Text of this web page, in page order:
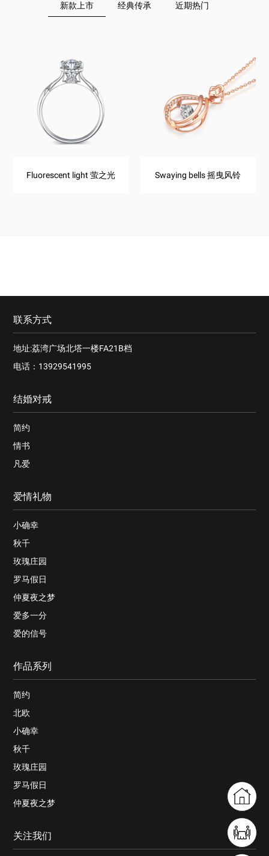
新款上市 经典传承 近期热门
Fluorescent light 萤之光 Swaying bells 摇曳风铃
联系方式
地址:荔湾广场北塔一楼FA21B档
电话：13929541995
结婚对戒
简约
情书
凡爱
爱情礼物
小确幸
秋千
玫瑰庄园
罗马假日
仲夏夜之梦
爱多一分
爱的信号
作品系列
简约
北欧
小确幸
秋千
玫瑰庄园
罗马假日
仲夏夜之梦
关注我们